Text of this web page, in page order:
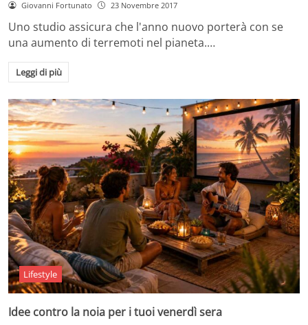
Giovanni Fortunato 23 Novembre 2017
Uno studio assicura che l'anno nuovo porterà con se
una aumento di terremoti nel pianeta.…
Leggi di più
Lifestyle
Idee contro la noia per i tuoi venerdì sera